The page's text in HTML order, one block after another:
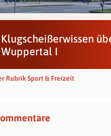
Klugscheißerwissen
Wuppertal I
Rubrik Sport & Freizeit